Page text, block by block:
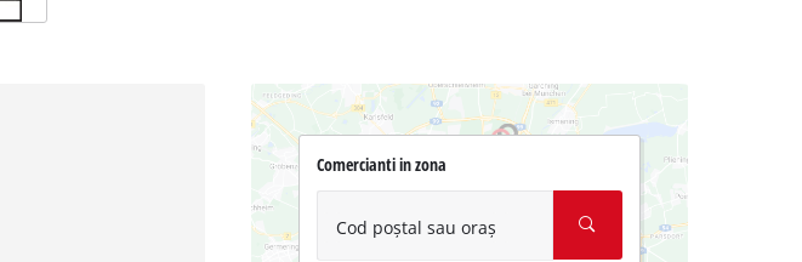
Comercianti in zona
Cod poștal sau oraș